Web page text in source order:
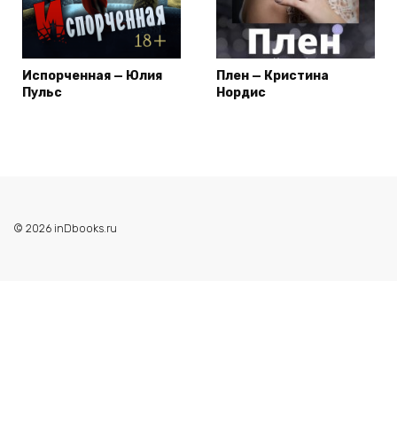
Испорченная — Юлия
Пульс
Плен — Кристина
Нордис
© 2026 inDbooks.ru